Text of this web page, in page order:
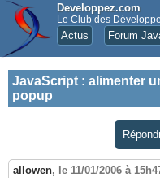
Developpez.com
Le Club des
Actus Forum
JavaScript : alimenter
popup
allowen, le 11/01/2006 à